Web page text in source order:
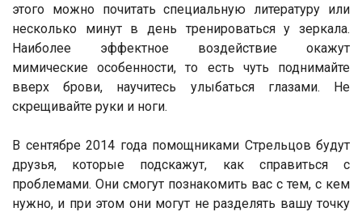
этого можно почитать специальную литературу или
несколько минут в день тренироваться у зеркала.
Наиболее эффектное воздействие окажут
мимические особенности, то есть чуть поднимайте
вверх брови, научитесь улыбаться глазами. Не
скрещивайте руки и ноги.
В сентябре 2014 года помощниками Стрельцов будут
друзья, которые подскажут, как справиться с
проблемами. Они смогут познакомить вас с тем, с кем
нужно, и при этом они могут не разделять вашу точку